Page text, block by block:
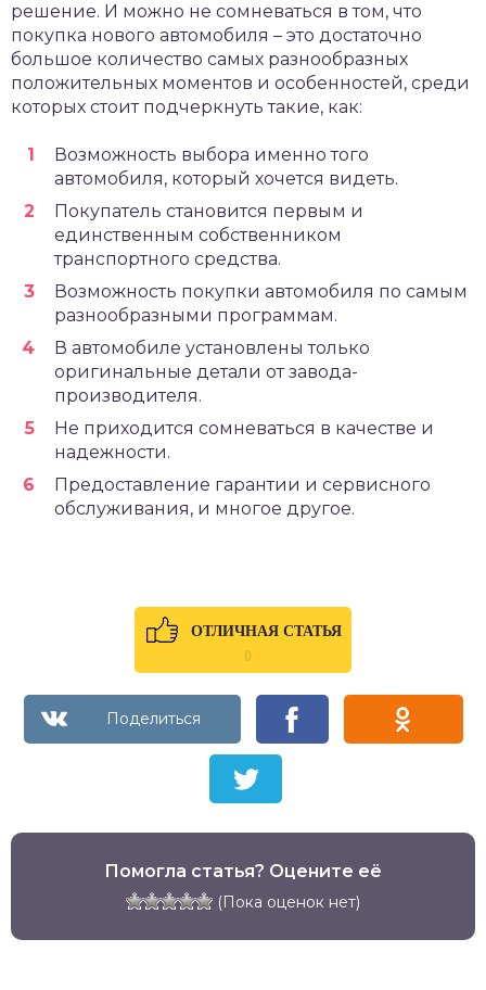
решение. И можно не сомневаться в том, что
покупка нового автомобиля – это достаточно
большое количество самых разнообразных
положительных моментов и особенностей, среди
которых стоит подчеркнуть такие, как:
Возможность выбора именно того
автомобиля, который хочется видеть.
Покупатель становится первым и
единственным собственником
транспортного средства.
Возможность покупки автомобиля по самым
разнообразными программам.
В автомобиле установлены только
оригинальные детали от завода-
производителя.
Не приходится сомневаться в качестве и
надежности.
Предоставление гарантии и сервисного
обслуживания, и многое другое.
ОТЛИЧНАЯ СТАТЬЯ
0
Помогла статья? Оцените её
(Пока оценок нет)